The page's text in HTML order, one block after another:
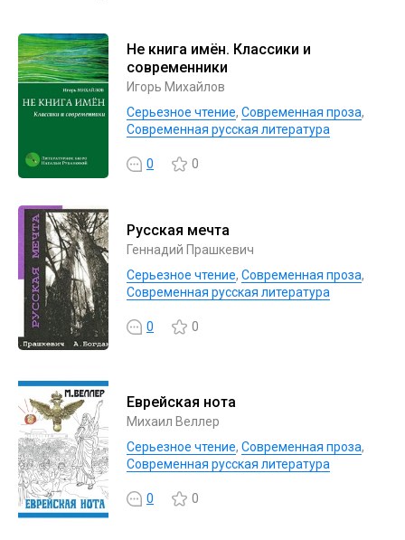
Не книга имён. Классики и
современники
Игорь Михайлов
Серьезное чтение, Современная проза,
Современная русская литература
0 0
Русская мечта
Геннадий Прашкевич
Серьезное чтение, Современная проза,
Современная русская литература
0 0
Еврейская нота
Михаил Веллер
Серьезное чтение, Современная проза,
Современная русская литература
0 0